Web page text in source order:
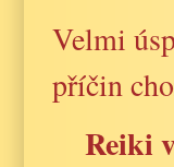
Velmi
příčin
Reiki